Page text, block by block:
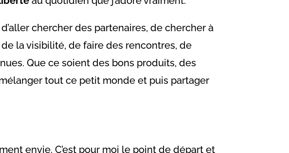
chercher des partenaires, de chercher à
la visibilité, de faire des rencontres, de
Que ce soient des bons produits, des
tout ce petit monde et puis partager
envie. C’est pour moi le point de départ et